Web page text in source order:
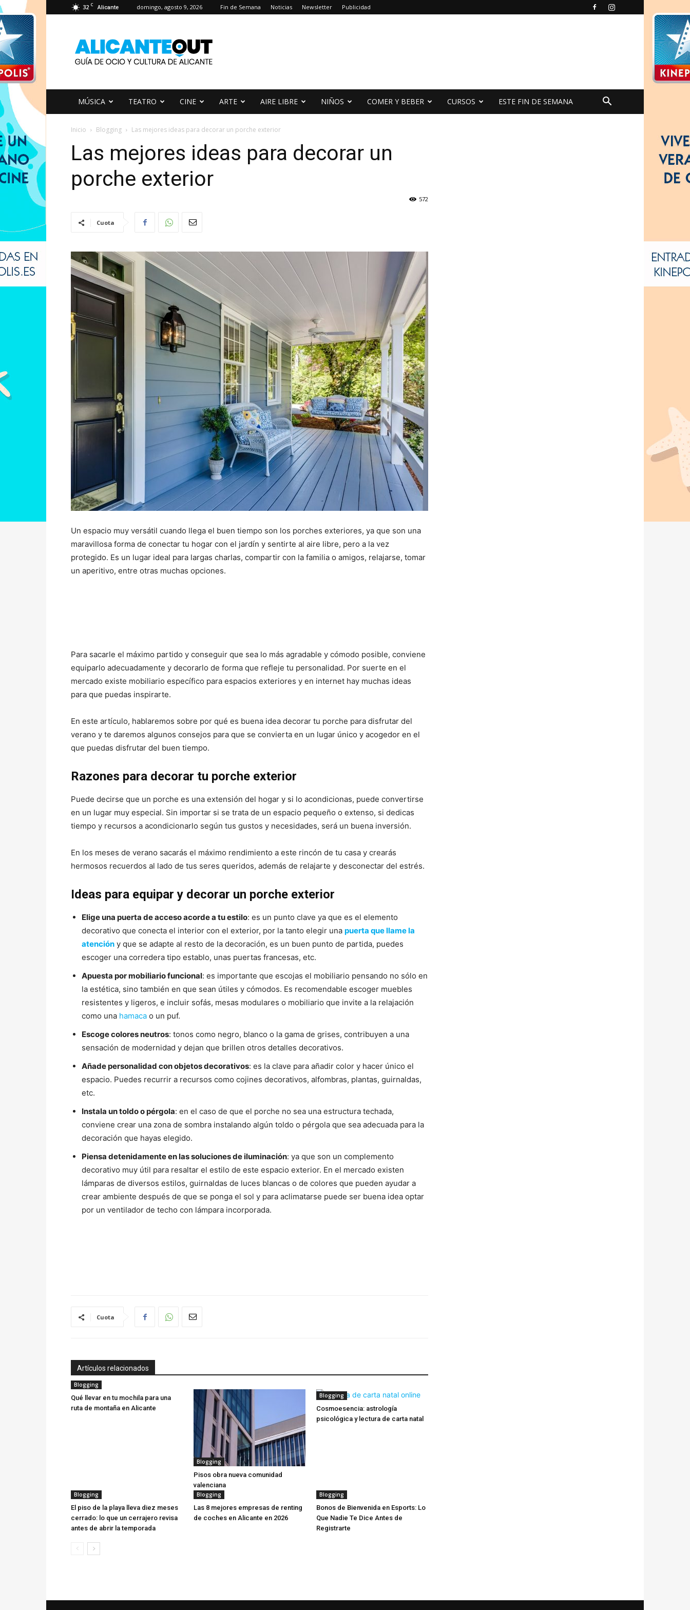
32 C Alicante domingo, agosto 9, 2026 Fin de Semana Noticias Newsletter Publicidad
MÚSICA TEATRO CINE ARTE AIRE LIBRE NIÑOS COMER Y BEBER CURSOS ESTE FIN DE SEMANA
Inicio Blogging Las mejores ideas para decorar un porche exterior
Las mejores ideas para decorar un
porche exterior
572
Cuota
Un espacio muy versátil cuando llega el buen tiempo son los porches exteriores, ya que son una
maravillosa forma de conectar tu hogar con el jardín y sentirte al aire libre, pero a la vez
protegido. Es un lugar ideal para largas charlas, compartir con la familia o amigos, relajarse, tomar
un aperitivo, entre otras muchas opciones.
Para sacarle el máximo partido y conseguir que sea lo más agradable y cómodo posible, conviene
equiparlo adecuadamente y decorarlo de forma que refleje tu personalidad. Por suerte en el
mercado existe mobiliario específico para espacios exteriores y en internet hay muchas ideas
para que puedas inspirarte.
En este artículo, hablaremos sobre por qué es buena idea decorar tu porche para disfrutar del
verano y te daremos algunos consejos para que se convierta en un lugar único y acogedor en el
que puedas disfrutar del buen tiempo.
Razones para decorar tu porche exterior
Puede decirse que un porche es una extensión del hogar y si lo acondicionas, puede convertirse
en un lugar muy especial. Sin importar si se trata de un espacio pequeño o extenso, si dedicas
tiempo y recursos a acondicionarlo según tus gustos y necesidades, será un buena inversión.
En los meses de verano sacarás el máximo rendimiento a este rincón de tu casa y crearás
hermosos recuerdos al lado de tus seres queridos, además de relajarte y desconectar del estrés.
Ideas para equipar y decorar un porche exterior
Elige una puerta de acceso acorde a tu estilo: es un punto clave ya que es el elemento
decorativo que conecta el interior con el exterior, por la tanto elegir una puerta que llame la
atención y que se adapte al resto de la decoración, es un buen punto de partida, puedes
escoger una corredera tipo establo, unas puertas francesas, etc.
Apuesta por mobiliario funcional: es importante que escojas el mobiliario pensando no sólo en
la estética, sino también en que sean útiles y cómodos. Es recomendable escoger muebles
resistentes y ligeros, e incluir sofás, mesas modulares o mobiliario que invite a la relajación
como una hamaca o un puf.
Escoge colores neutros: tonos como negro, blanco o la gama de grises, contribuyen a una
sensación de modernidad y dejan que brillen otros detalles decorativos.
Añade personalidad con objetos decorativos: es la clave para añadir color y hacer único el
espacio. Puedes recurrir a recursos como cojines decorativos, alfombras, plantas, guirnaldas,
etc.
Instala un toldo o pérgola: en el caso de que el porche no sea una estructura techada,
conviene crear una zona de sombra instalando algún toldo o pérgola que sea adecuada para la
decoración que hayas elegido.
Piensa detenidamente en las soluciones de iluminación: ya que son un complemento
decorativo muy útil para resaltar el estilo de este espacio exterior. En el mercado existen
lámparas de diversos estilos, guirnaldas de luces blancas o de colores que pueden ayudar a
crear ambiente después de que se ponga el sol y para aclimatarse puede ser buena idea optar
por un ventilador de techo con lámpara incorporada.
Cuota
Artículos relacionados
Blogging
Qué llevar en tu mochila para una
ruta de montaña en Alicante
Blogging
Pisos obra nueva comunidad
valenciana
Blogging
Cosmoesencia: astrología
psicológica y lectura de carta natal
Blogging
El piso de la playa lleva diez meses
cerrado: lo que un cerrajero revisa
antes de abrir la temporada
Blogging
Las 8 mejores empresas de renting
de coches en Alicante en 2026
Blogging
Bonos de Bienvenida en Esports: Lo
Que Nadie Te Dice Antes de
Registrarte